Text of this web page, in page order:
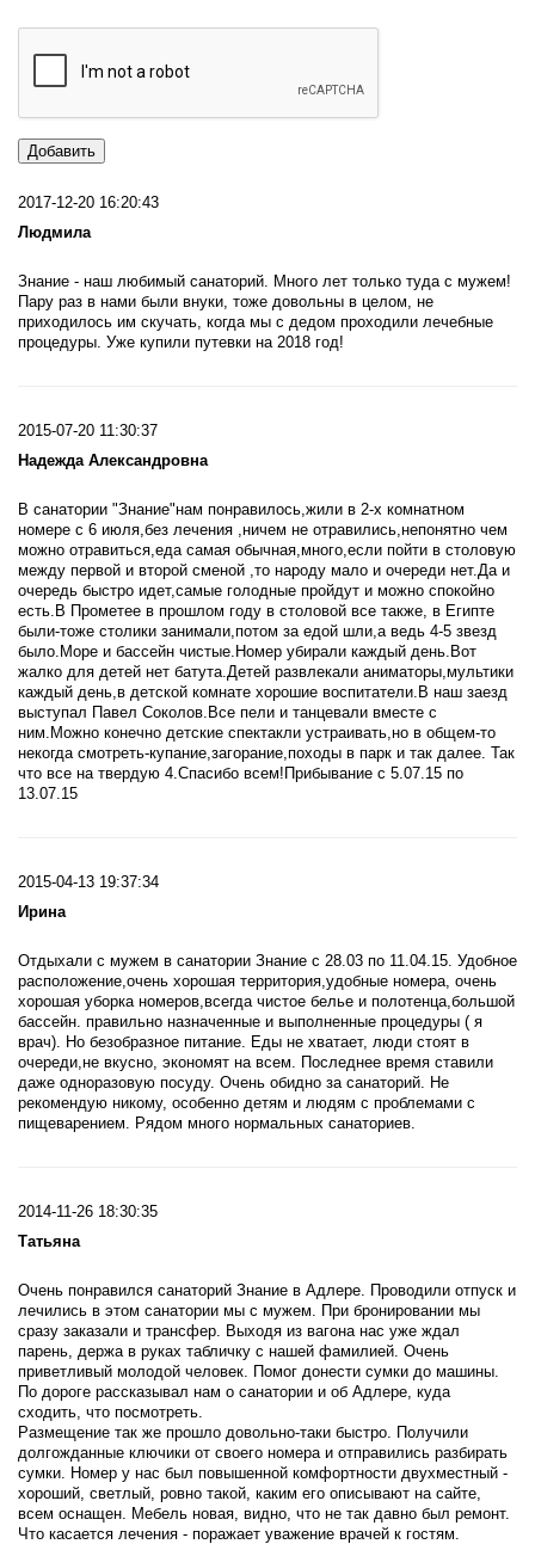
2017-12-20 16:20:43
Людмила
Знание - наш любимый санаторий. Много лет только туда с мужем!
Пару раз в нами были внуки, тоже довольны в целом, не
приходилось им скучать, когда мы с дедом проходили лечебные
процедуры. Уже купили путевки на 2018 год!
2015-07-20 11:30:37
Надежда Александровна
В санатории "Знание"нам понравилось,жили в 2-х комнатном
номере с 6 июля,без лечения ,ничем не отравились,непонятно чем
можно отравиться,еда самая обычная,много,если пойти в столовую
между первой и второй сменой ,то народу мало и очереди нет.Да и
очередь быстро идет,самые голодные пройдут и можно спокойно
есть.В Прометее в прошлом году в столовой все также, в Египте
были-тоже столики занимали,потом за едой шли,а ведь 4-5 звезд
было.Море и бассейн чистые.Номер убирали каждый день.Вот
жалко для детей нет батута.Детей развлекали аниматоры,мультики
каждый день,в детской комнате хорошие воспитатели.В наш заезд
выступал Павел Соколов.Все пели и танцевали вместе с
ним.Можно конечно детские спектакли устраивать,но в общем-то
некогда смотреть-купание,загорание,походы в парк и так далее. Так
что все на твердую 4.Спасибо всем!Прибывание с 5.07.15 по
13.07.15
2015-04-13 19:37:34
Ирина
Отдыхали с мужем в санатории Знание с 28.03 по 11.04.15. Удобное
расположение,очень хорошая территория,удобные номера, очень
хорошая уборка номеров,всегда чистое белье и полотенца,большой
бассейн. правильно назначенные и выполненные процедуры ( я
врач). Но безобразное питание. Еды не хватает, люди стоят в
очереди,не вкусно, экономят на всем. Последнее время ставили
даже одноразовую посуду. Очень обидно за санаторий. Не
рекомендую никому, особенно детям и людям с проблемами с
пищеварением. Рядом много нормальных санаториев.
2014-11-26 18:30:35
Татьяна
Очень понравился санаторий Знание в Адлере. Проводили отпуск и
лечились в этом санатории мы с мужем. При бронировании мы
сразу заказали и трансфер. Выходя из вагона нас уже ждал
парень, держа в руках табличку с нашей фамилией. Очень
приветливый молодой человек. Помог донести сумки до машины.
По дороге рассказывал нам о санатории и об Адлере, куда
сходить, что посмотреть.
Размещение так же прошло довольно-таки быстро. Получили
долгожданные ключики от своего номера и отправились разбирать
сумки. Номер у нас был повышенной комфортности двухместный -
хороший, светлый, ровно такой, каким его описывают на сайте,
всем оснащен. Мебель новая, видно, что не так давно был ремонт.
Что касается лечения - поражает уважение врачей к гостям.